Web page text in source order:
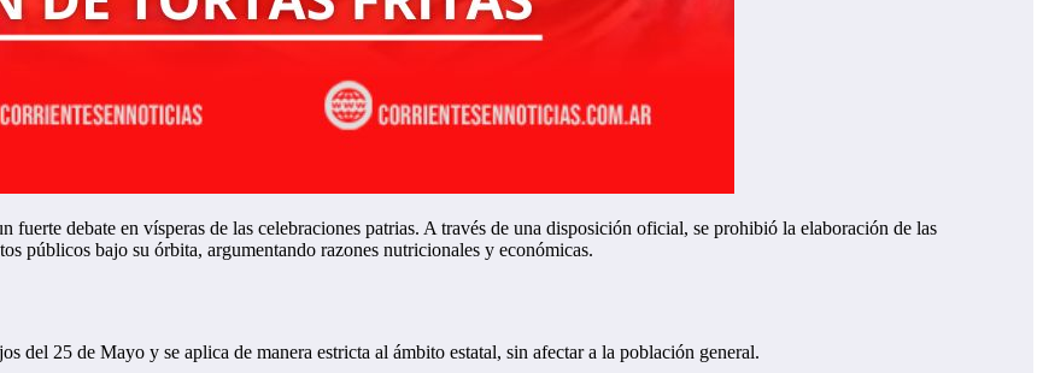
debate en vísperas de las celebraciones patrias. A través de una disposición oficial, se prohibió la elaboración de las
públicos bajo su órbita, argumentando razones nutricionales y económicas.
del 25 de Mayo y se aplica de manera estricta al ámbito estatal, sin afectar a la población general.